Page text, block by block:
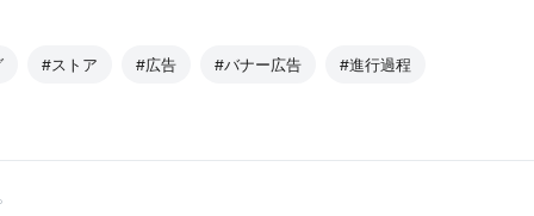
#ストア #広告 #バナー広告 #進行過程